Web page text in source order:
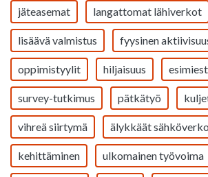
jäteasemat langattomat lähiverkot
lisäävä valmistus fyysinen
oppimistyylit hiljaisuus
survey-tutkimus pätkätyö
vihreä siirtymä älykkäät
kehittäminen ulkomainen työvoima